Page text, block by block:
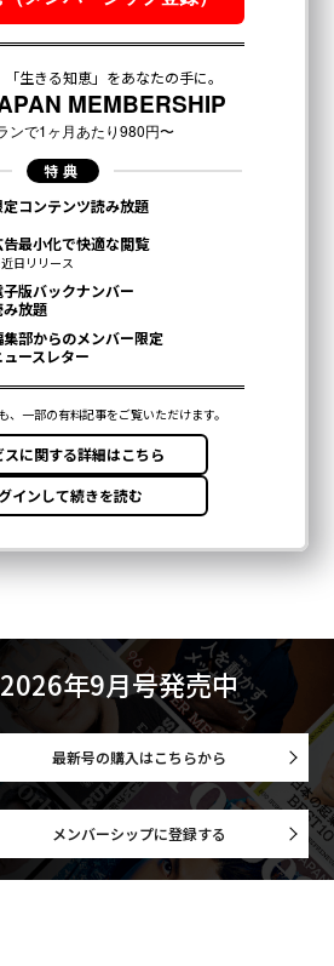
2026年9月号発売中
最新号の購入はこちらから
メンバーシップに登録する